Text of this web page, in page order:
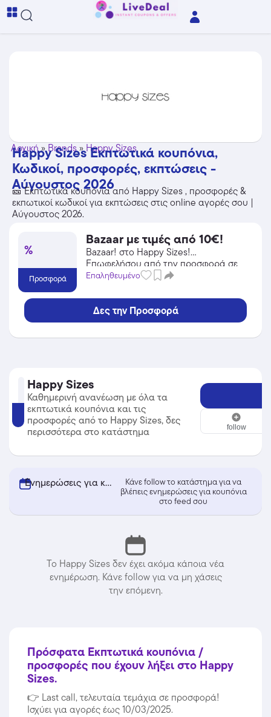
Αρχική»Brands»Happy Sizes
Happy Sizes Εκπτωτικά κουπόνια,
Κωδικοί, προσφορές, εκπτώσεις -
Αύγουστος 2026
🎫 Εκπτωτικά κουπόνια από Happy Sizes , προσφορές &
εκπωτικοί κωδικοί για εκπτώσεις στις online αγορές σου |
Αύγουστος 2026.
%
Προσφορά
Bazaar με τιμές από 10€!
Bazaar! στο Happy Sizes!
Επωφελήσου από την προσφορά σε
Ένδυση του Happy Sizes και κέρδισε
Επαληθευμένο
Δες την Προσφορά
Happy Sizes
Happy Sizes
Καθημερινή ανανέωση με όλα τα
εκπτωτικά κουπόνια και τις
προσφορές από το Happy Sizes, δες
περισσότερα στο κατάστημα
follow
Ενημερώσεις για κουπόνια από Happy Sizes
Κάνε follow το κατάστημα για να
βλέπεις ενημερώσεις για κουπόνια
στο feed σου
Το Happy Sizes δεν έχει ακόμα κάποια νέα
ενημέρωση. Κάνε follow για να μη χάσεις
την επόμενη.
Πρόσφατα Εκπτωτικά κουπόνια /
προσφορές που έχουν λήξει στο Happy
Sizes.
👉 Last call, τελευταία τεμάχια σε προσφορά!
Ισχύει για αγορές έως 10/03/2025.